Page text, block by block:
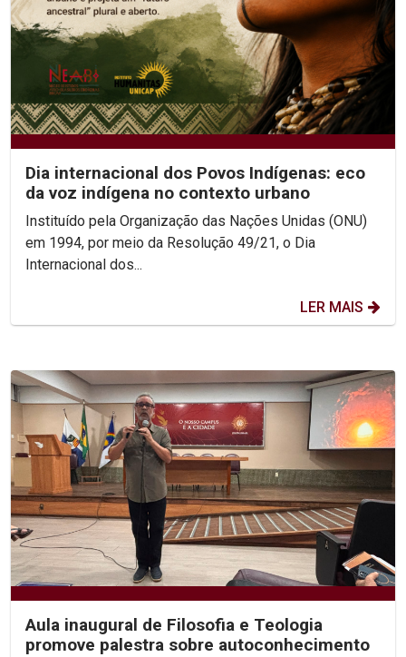
Dia internacional dos Povos Indígenas: eco
da voz indígena no contexto urbano
Instituído pela Organização das Nações Unidas (ONU)
em 1994, por meio da Resolução 49/21, o Dia
Internacional dos...
LER MAIS
Aula inaugural de Filosofia e Teologia
promove palestra sobre autoconhecimento